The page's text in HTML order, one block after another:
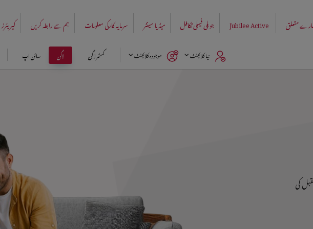
متعلق Jubilee Active جوبلی فیملی تکافل میڈیا سینٹر سرمایہ کارکی معلومات ہم سے رابطہ کریں کیریئرز
نیا کلائینٹ موجودہ کلائینٹ کسٹمر لاگن لاگن سائن اپ
کی